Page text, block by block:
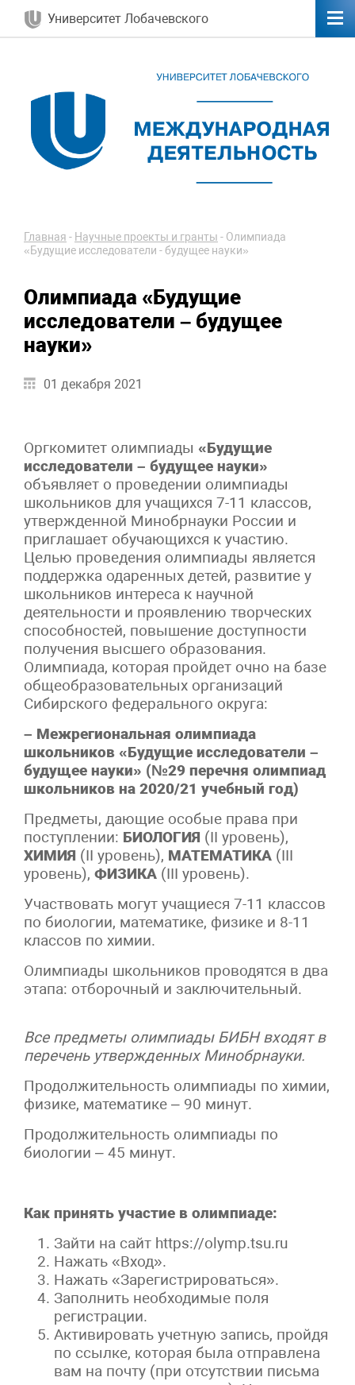
Университет Лобачевского
Главная - Научные проекты и гранты - Олимпиада
«Будущие исследователи - будущее науки»
Олимпиада «Будущие
исследователи – будущее
науки»
01 декабря 2021
Оргкомитет олимпиады «Будущие
исследователи – будущее науки»
объявляет о проведении олимпиады
школьников для учащихся 7-11 классов,
утвержденной Минобрнауки России и
приглашает обучающихся к участию.
Целью проведения олимпиады является
поддержка одаренных детей, развитие у
школьников интереса к научной
деятельности и проявлению творческих
способностей, повышение доступности
получения высшего образования.
Олимпиада, которая пройдет очно на базе
общеобразовательных организаций
Сибирского федерального округа:
– Межрегиональная олимпиада
школьников «Будущие исследователи –
будущее науки» (№29 перечня олимпиад
школьников на 2020/21 учебный год)
Предметы, дающие особые права при
поступлении: БИОЛОГИЯ (II уровень),
ХИМИЯ (II уровень), МАТЕМАТИКА (III
уровень), ФИЗИКА (III уровень).
Участвовать могут учащиеся 7-11 классов
по биологии, математике, физике и 8-11
классов по химии.
Олимпиады школьников проводятся в два
этапа: отборочный и заключительный.
Все предметы олимпиады БИБН входят в
перечень утвержденных Минобрнауки.
Продолжительность олимпиады по химии,
физике, математике – 90 минут.
Продолжительность олимпиады по
биологии – 45 минут.
Как принять участие в олимпиаде:
Зайти на сайт https://olymp.tsu.ru
Нажать «Вход».
Нажать «Зарегистрироваться».
Заполнить необходимые поля
регистрации.
Активировать учетную запись, пройдя
по ссылке, которая была отправлена
вам на почту (при отсутствии письма